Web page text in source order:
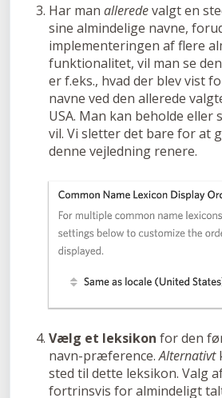
Har man alleredevalgt en
sine almindelige navne,
implementeringen af flere
funktionalitet, vil man se
er f.eks., hvad der blev vist
navne ved den allerede
USA. Man kan beholde eller
vil. Vi sletter det bare for at
denne vejledning renere.
Vælg et leksikon for den
navn-præference.Alternativt
sted til dette leksikon. Valg
fortrinsvis for almindeligt